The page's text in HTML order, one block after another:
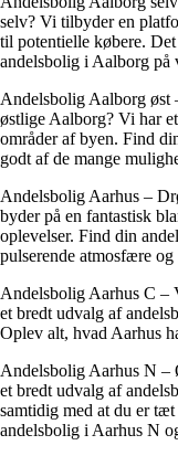
selv? Vi tilbyder en
til potentielle købere.
andelsbolig i Aalborg på
Andelsbolig Aalborg øst
østlige Aalborg? Vi har
områder af byen. Find
godt af de mange
Andelsbolig Aarhus –
byder på en fantastisk
oplevelser. Find din
pulserende atmosfære
Andelsbolig Aarhus C –
et bredt udvalg af
Oplev alt, hvad Aarhus
Andelsbolig Aarhus N –
et bredt udvalg af
samtidig med at du er
andelsbolig i Aarhus N